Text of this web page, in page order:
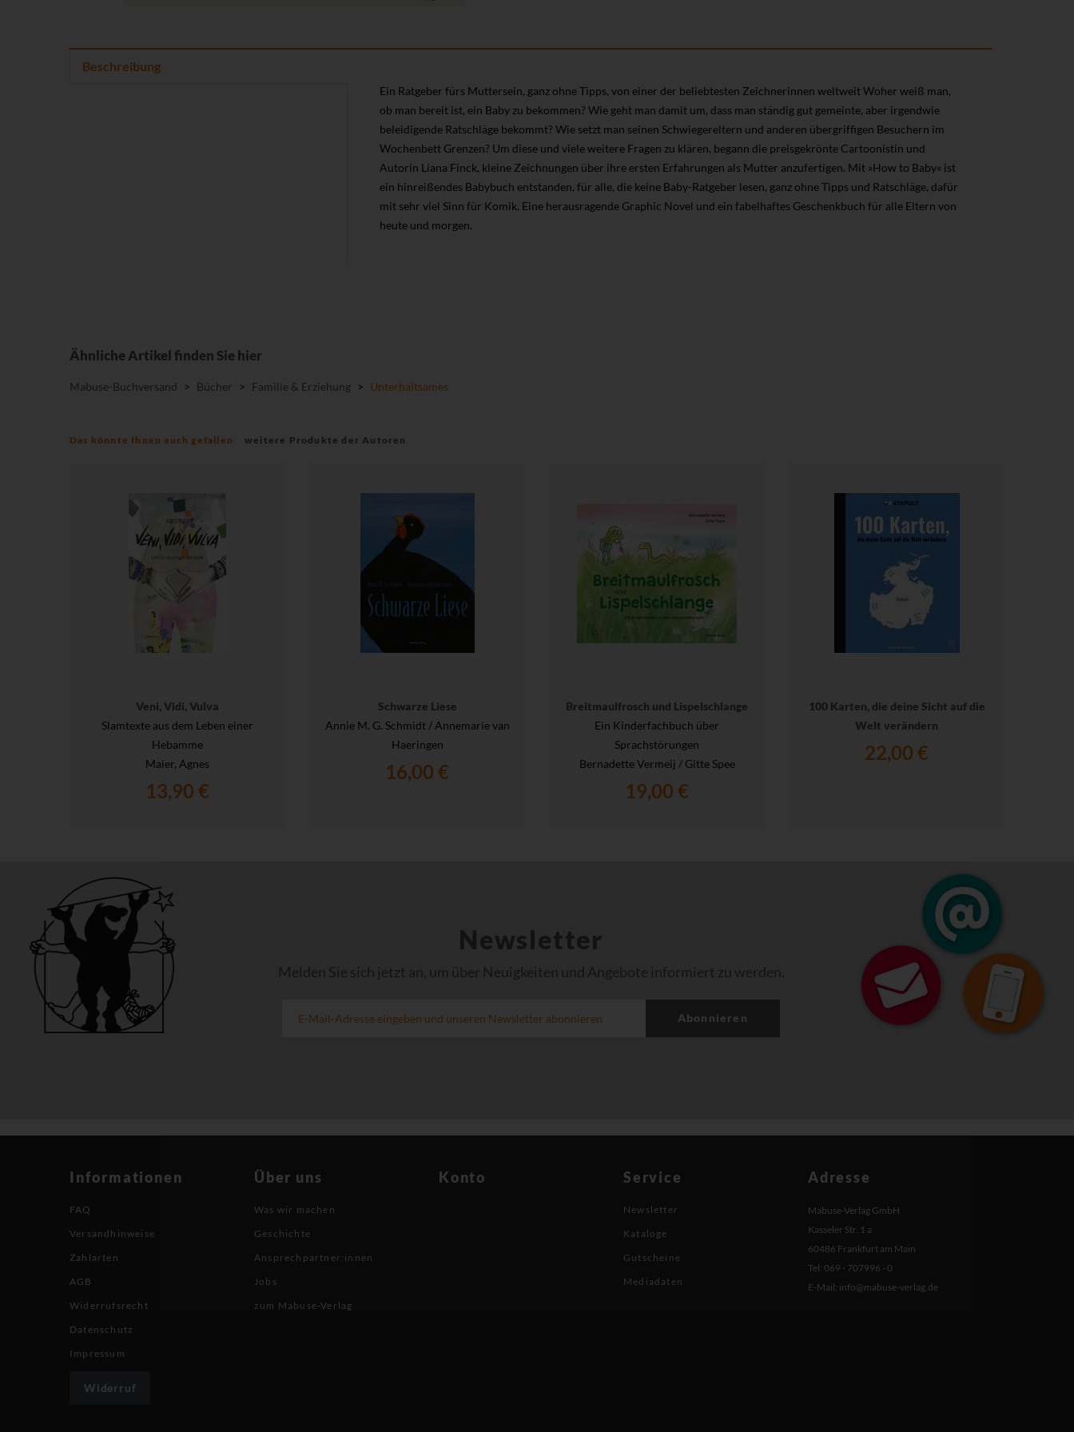
Beschreibung
Ein Ratgeber fürs Muttersein, ganz ohne Tipps, von einer der beliebtesten Zeichnerinnen weltweit Woher weiß man,
ob man bereit ist, ein Baby zu bekommen? Wie geht man damit um, dass man ständig gut gemeinte, aber irgendwie
beleidigende Ratschläge bekommt? Wie setzt man seinen Schwiegereltern und anderen übergriffigen Besuchern im
Wochenbett Grenzen? Um diese und viele weitere Fragen zu klären, begann die preisgekrönte Cartoonistin und
Autorin Liana Finck, kleine Zeichnungen über ihre ersten Erfahrungen als Mutter anzufertigen. Mit »How to Baby« ist
ein hinreißendes Babybuch entstanden, für alle, die keine Baby-Ratgeber lesen, ganz ohne Tipps und Ratschläge, dafür
mit sehr viel Sinn für Komik. Eine herausragende Graphic Novel und ein fabelhaftes Geschenkbuch für alle Eltern von
heute und morgen.
Ähnliche Artikel finden Sie hier
Mabuse-Buchversand > Bücher > Familie & Erziehung > Unterhaltsames
Das könnte Ihnen auch gefallen weitere Produkte der Autoren
Veni, Vidi, Vulva
Slamtexte aus dem Leben einer
Hebamme
Maier, Agnes
13,90 €
Schwarze Liese
Annie M. G. Schmidt / Annemarie van
Haeringen
16,00 €
Breitmaulfrosch und Lispelschlange
Ein Kinderfachbuch über
Sprachstörungen
Bernadette Vermeij / Gitte Spee
19,00 €
100 Karten, die deine Sicht auf die
Welt verändern
22,00 €
Newsletter
Melden Sie sich jetzt an, um über Neuigkeiten und Angebote informiert zu werden.
Abonnieren
Informationen
FAQ
Versandhinweise
Zahlarten
AGB
Widerrufsrecht
Datenschutz
Impressum
Widerruf
Über uns
Was wir machen
Geschichte
Ansprechpartner:innen
Jobs
zum Mabuse-Verlag
Konto Service
Newsletter
Kataloge
Gutscheine
Mediadaten
Adresse
Mabuse-Verlag GmbH
Kasseler Str. 1 a
60486 Frankfurt am Main
Tel: 069 - 707996 - 0
E-Mail: info@mabuse-verlag.de